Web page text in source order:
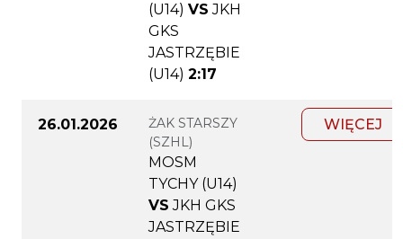
(U14) VS JKH
GKS
JASTRZĘBIE
(U14) 2:17
26.01.2026
ŻAK STARSZY
(SZHL)
MOSM
TYCHY (U14)
VS JKH GKS
JASTRZĘBIE
WIĘCEJ